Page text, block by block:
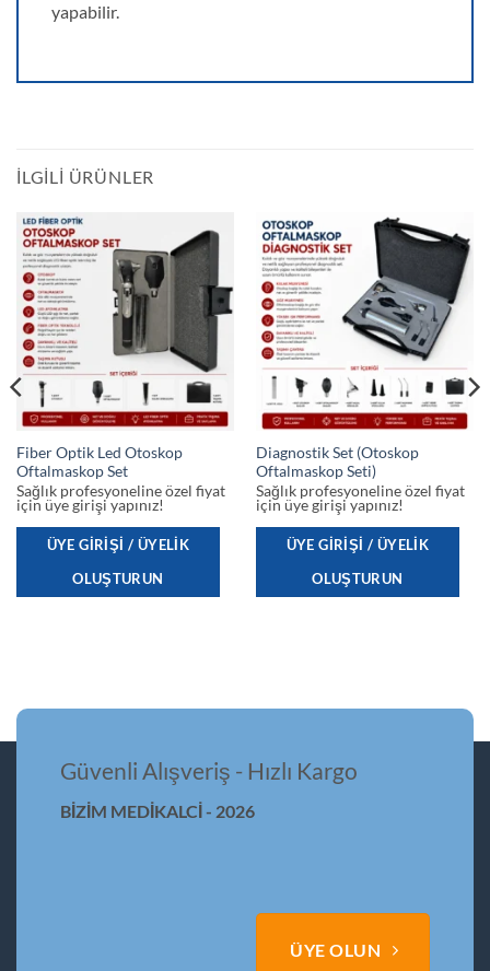
yapabilir.
İLGILI ÜRÜNLER
Fiber Optik Led Otoskop
Oftalmaskop Set
Sağlık profesyoneline özel fiyat
için üye girişi yapınız!
ÜYE GIRIŞI / ÜYELIK
OLUŞTURUN
Diagnostik Set (Otoskop
Oftalmaskop Seti)
Sağlık profesyoneline özel fiyat
için üye girişi yapınız!
ÜYE GIRIŞI / ÜYELIK
OLUŞTURUN
Güvenli Alışveriş - Hızlı Kargo
BİZİM MEDİKALCİ - 2026
ÜYE OLUN